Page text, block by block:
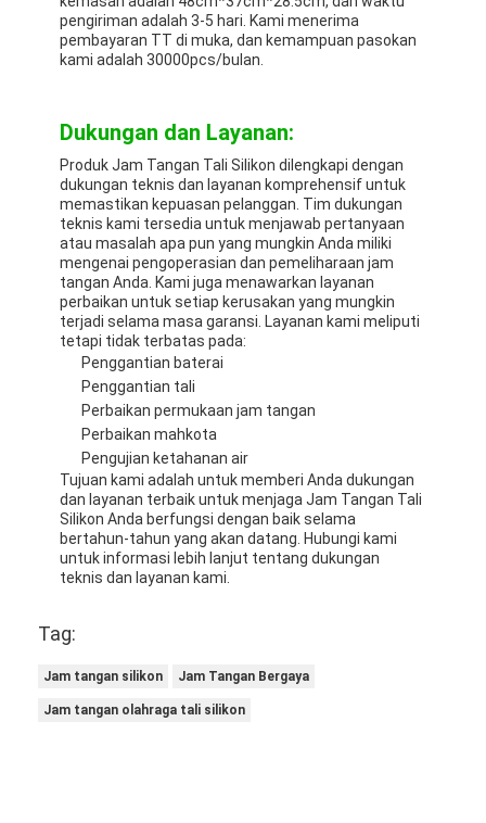
pengiriman adalah 3-5 hari. Kami menerima
pembayaran TT di muka, dan kemampuan pasokan
kami adalah 30000pcs/bulan.
Dukungan dan Layanan:
Produk Jam Tangan Tali Silikon dilengkapi dengan
dukungan teknis dan layanan komprehensif untuk
memastikan kepuasan pelanggan. Tim dukungan
teknis kami tersedia untuk menjawab pertanyaan
atau masalah apa pun yang mungkin Anda miliki
mengenai pengoperasian dan pemeliharaan jam
tangan Anda. Kami juga menawarkan layanan
perbaikan untuk setiap kerusakan yang mungkin
terjadi selama masa garansi. Layanan kami meliputi
tetapi tidak terbatas pada:
Penggantian baterai
Penggantian tali
Perbaikan permukaan jam tangan
Perbaikan mahkota
Pengujian ketahanan air
Tujuan kami adalah untuk memberi Anda dukungan
dan layanan terbaik untuk menjaga Jam Tangan Tali
Silikon Anda berfungsi dengan baik selama
bertahun-tahun yang akan datang. Hubungi kami
untuk informasi lebih lanjut tentang dukungan
teknis dan layanan kami.
Tag:
Jam tangan silikon Jam Tangan Bergaya
Jam tangan olahraga tali silikon